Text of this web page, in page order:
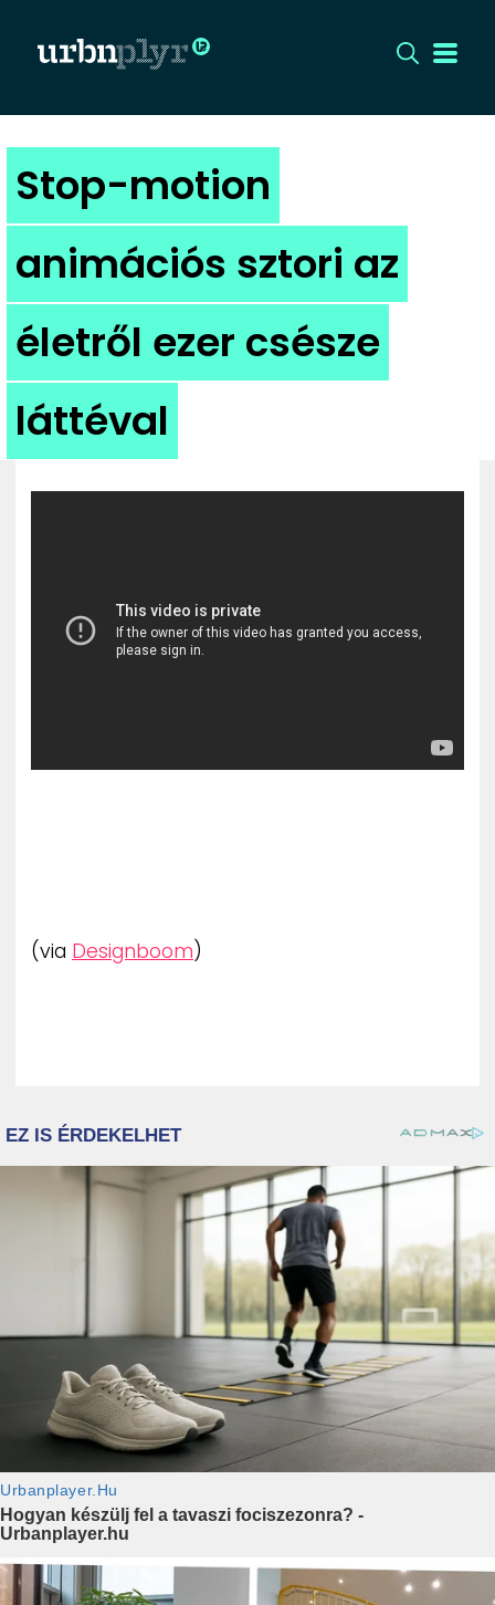
CÍMLAP
DIZÁJN
DIVAT
HIP
PR-ARCHÍVUM
ADATKEZELÉSI TÁJÉKOZTATÓ
Stop-motion
animációs sztori az
életről ezer csésze
láttéval
(via Designboom)